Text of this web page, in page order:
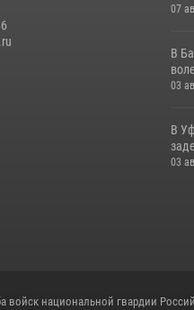
07
В
03
В
03
войск национальной гвардии